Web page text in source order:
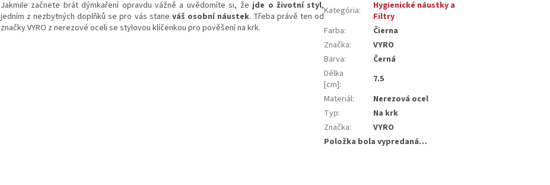
Jakmile začnete brát dýmkaření opravdu vážně a uvědomíte si, že jde o životní styl,
jedním z nezbytných doplňků se pro vás stane váš osobní náustek. Třeba právě ten od
značky VYRO z nerezové oceli se stylovou klíčenkou pro pověšení na krk.
Kategória:
Hygienické náustky a
Filtry
Farba:
Čierna
Značka:
VYRO
Barva:
Černá
Délka
[cm]:
7.5
Materiál:
Nerezová ocel
Typ:
Na krk
Značka:
VYRO
Položka bola vypredaná…